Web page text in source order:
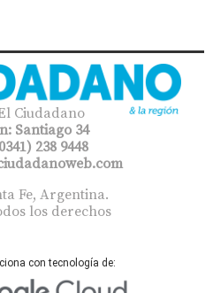
Ciudadano
Santiago 34
238 9448
Fe, Argentina.
los derechos
con tecnología de: